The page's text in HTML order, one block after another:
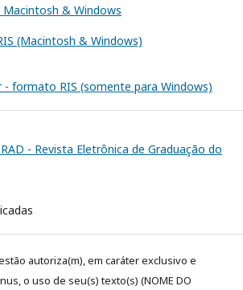
& Windows
(Macintosh & Windows)
- formato RIS (somente para Windows)
- Revista Eletrônica de Graduação do
autoriza(m), em caráter exclusivo e
o uso de seu(s) texto(s) (NOME DO